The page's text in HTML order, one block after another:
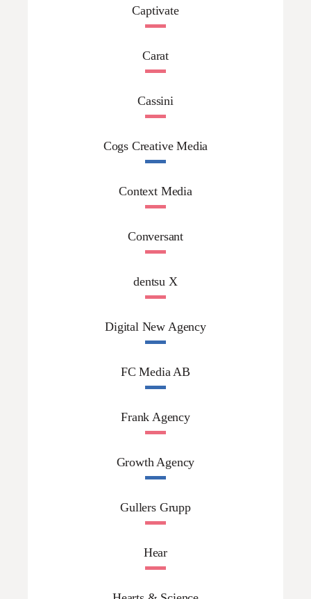
Captivate
Carat
Cassini
Cogs Creative Media
Context Media
Conversant
dentsu X
Digital New Agency
FC Media AB
Frank Agency
Growth Agency
Gullers Grupp
Hear